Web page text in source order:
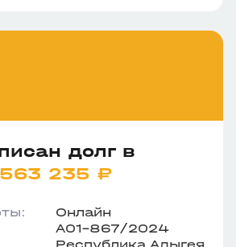
долг в
563 235 ₽
Онлайн
А01-867/2024